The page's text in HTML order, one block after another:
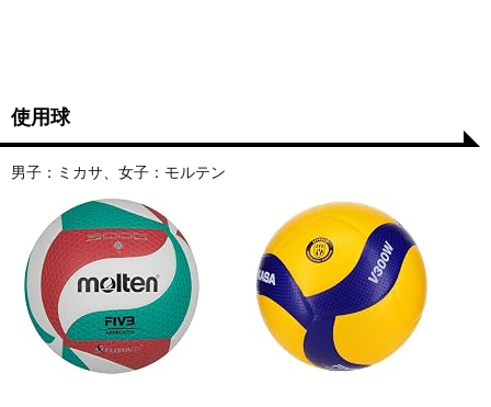
使用球
男子：ミカサ、女子：モルテン